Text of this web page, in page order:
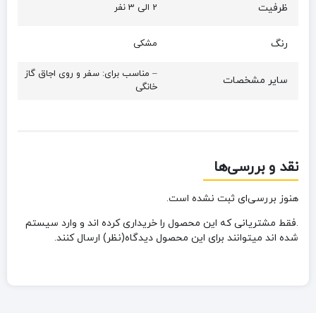
ظرفیت 2 الی 3 نفر
رنگ مشکی
سایر مشخصات
– مناسب برای: سفر و روی اجاق گاز
خانگی
نقد و بررسی‌ها
هنوز بررسی‌ای ثبت نشده است.
.فقط مشتریانی که این محصول را خریداری کرده اند و وارد سیستم
شده اند میتوانند برای این محصول دیدگاه(نظر) ارسال کنند.